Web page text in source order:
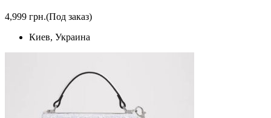
4,999 грн.(Под заказ)
Киев, Украина